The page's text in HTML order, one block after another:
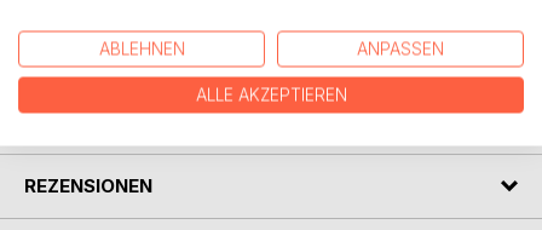
AUTOR/IN
PRESSESTIMMEN
REZENSIONEN
ABLEHNEN ANPASSEN
ALLE AKZEPTIEREN